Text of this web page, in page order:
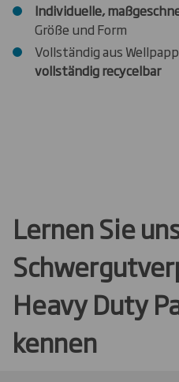
Individuelle,
Größe und Form
Vollständig aus
vollständigrecycelbar
Lernen Sie
Heavy Duty
kennen